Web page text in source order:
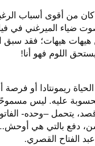
من أقوى أسباب
ضياء الميرغني في
هيهات هيهات؛ فقد سبق
اللوم فهو أنا!
ريمونتادا أو
عليه. ليس مسموحًا
يتحمل –وحده-
دفع بالتي هي
عبد الفتاح القصري.